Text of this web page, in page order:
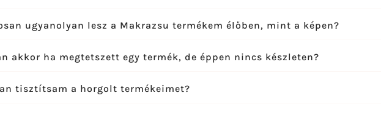
ugyanolyan lesz a Makrazsu termékem élőben, mint a képen?
akkor ha megtetszett egy termék, de éppen nincs készleten?
tisztítsam a horgolt termékeimet?